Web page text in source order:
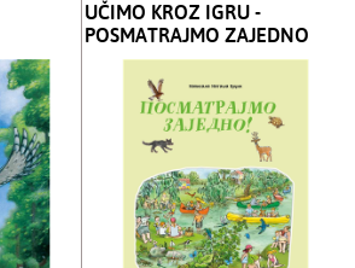
UČIMO KROZ IGRU -
POSMATRAJMO ZAJEDNO